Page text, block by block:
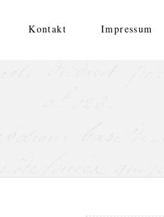
Kontakt Impressum